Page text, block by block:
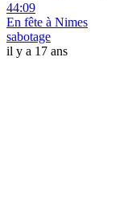
44:09
En fête à Nimes
sabotage
il y a 17 ans